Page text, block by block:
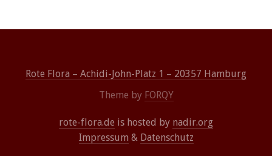
Rote Flora – Achidi-John-Platz 1 – 20357 Hamburg
Theme by FORQY
rote-flora.de is hosted by nadir.org
Impressum & Datenschutz